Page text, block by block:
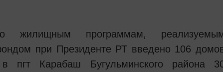
программам,
при Президенте РТ введено 106
Карабаш Бугульминского района